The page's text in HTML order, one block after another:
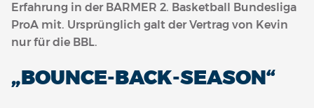
Erfahrung in der BARMER 2. Basketball Bundesliga
ProA mit. Ursprünglich galt der Vertrag von Kevin
nur für die BBL.
„BOUNCE-BACK-SEASON“